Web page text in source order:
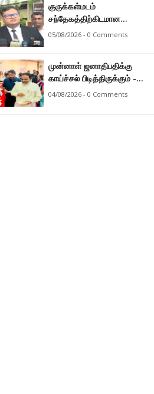
குருக்கள்மடம்
சந்தேகத்திற்கிடமான
மனிதப்புதைகுழி தொடர்பான
தவணையிடப்பட்டுள்ளது.
05/08/2026 - 0 Comments
முன்னாள் ஜனாதிபதிக்கு
காய்ச்சல் பிடித்திருக்கும் -
பாராளுமன்ற உறுப்பினர் ஸ்ரீநேசன்
04/08/2026 - 0 Comments